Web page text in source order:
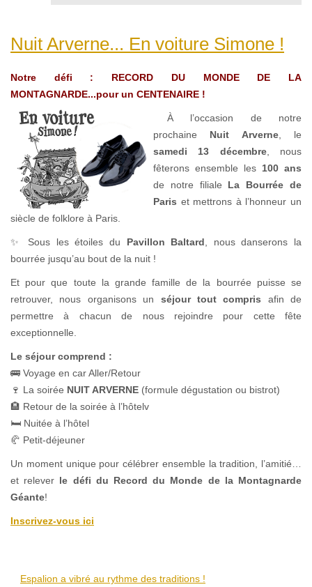
Nuit Arverne... En voiture Simone !
Notre défi : RECORD DU MONDE DE LA
MONTAGNARDE...pour un CENTENAIRE !
À l’occasion de notre
prochaine Nuit Arverne, le
samedi 13 décembre, nous
fêterons ensemble les 100 ans
de notre filiale La Bourrée de
Paris et mettrons à l’honneur un
siècle de folklore à Paris.
✨ Sous les étoiles du Pavillon Baltard , nous danserons la
bourrée jusqu’au bout de la nuit !
Et pour que toute la grande famille de la bourrée puisse se
retrouver, nous organisons un séjour tout compris afin de
permettre à chacun de nous rejoindre pour cette fête
exceptionnelle.
Le séjour comprend :
🚌 Voyage en car Aller/Retour
🍷 La soirée NUIT ARVERNE (formule dégustation ou bistrot)
🏨 Retour de la soirée à l’hôtelv
🛏 Nuitée à l’hôtel
🥐 Petit-déjeuner
Un moment unique pour célébrer ensemble la tradition, l’amitié…
et relever le défi du Record du Monde de la Montagnarde
Géante!
Inscrivez-vous ici
Espalion a vibré au rythme des traditions !